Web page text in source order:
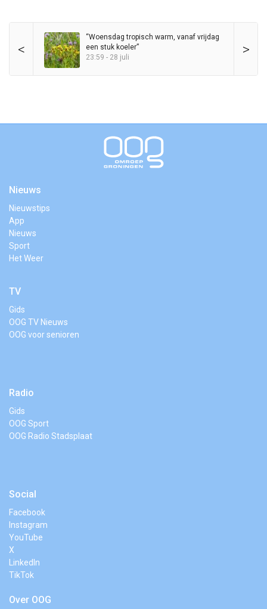
< >
“Woensdag tropisch warm, vanaf vrijdag
een stuk koeler”
23:59 - 28 juli
Nieuws
Nieuwstips
App
Nieuws
Sport
Het Weer
TV
Gids
OOG TV Nieuws
OOG voor senioren
Radio
Gids
OOG Sport
OOG Radio Stadsplaat
Social
Facebook
Instagram
YouTube
X
LinkedIn
TikTok
Over OOG